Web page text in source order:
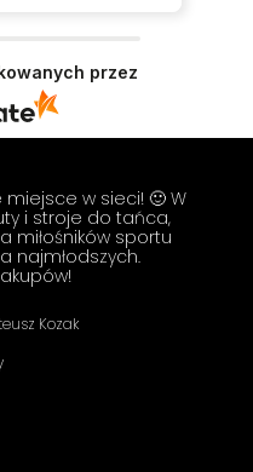
przez
w sieci! 🙂 W
i stroje do tańca,
miłośników sportu
najmłodszych.
Kozak